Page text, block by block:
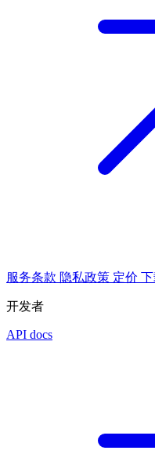
服务条款 隐私政策 定价
开发者
API docs